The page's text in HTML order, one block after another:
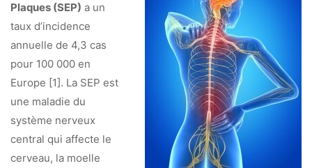
Plaques (SEP) a un
taux d’incidence
annuelle de 4,3 cas
pour 100 000 en
Europe [1]. La SEP est
une maladie du
système nerveux
central qui affecte le
cerveau, la moelle